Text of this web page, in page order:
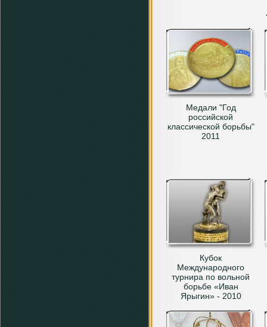
Медали "Год
российской
классической борьбы"
2011
Кубок
Международного
турнира по вольной
борьбе «Иван
Ярыгин» - 2010